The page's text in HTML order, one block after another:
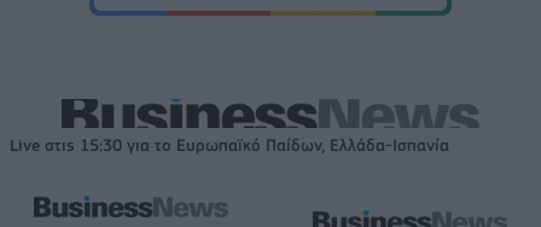
Live στις 15:30 για το Ευρωπαϊκό Παίδων, Ελλάδα-Ισπανία